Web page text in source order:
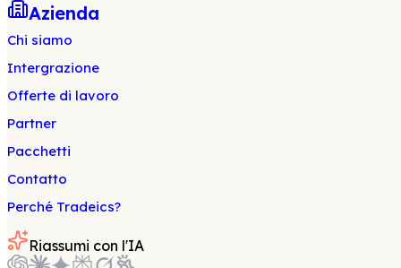
Azienda
Chi siamo
Intergrazione
Offerte di lavoro
Partner
Pacchetti
Contatto
Perché Tradeics?
Riassumi con l'IA